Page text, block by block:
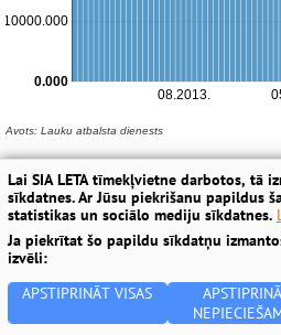
Lai SIA LETA tīmekļvietne darbotos, tā
sīkdatnes. Ar Jūsu piekrišanu papildus
statistikas un sociālo mediju sīkdatnes.
Ja piekrītat šo papildu sīkdatņu
izvēli:
APSTIPRINĀT VISAS